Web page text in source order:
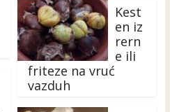
Kest
en iz
rern
e ili
friteze na vruć
vazduh